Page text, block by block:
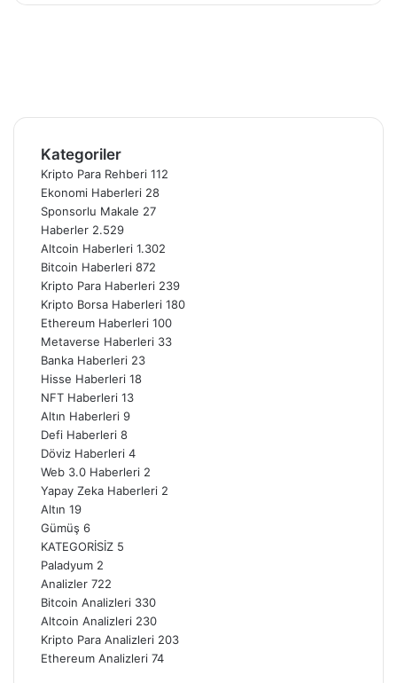
Kategoriler
Kripto Para Rehberi 112
Ekonomi Haberleri 28
Sponsorlu Makale 27
Haberler 2.529
Altcoin Haberleri 1.302
Bitcoin Haberleri 872
Kripto Para Haberleri 239
Kripto Borsa Haberleri 180
Ethereum Haberleri 100
Metaverse Haberleri 33
Banka Haberleri 23
Hisse Haberleri 18
NFT Haberleri 13
Altın Haberleri 9
Defi Haberleri 8
Döviz Haberleri 4
Web 3.0 Haberleri 2
Yapay Zeka Haberleri 2
Altın 19
Gümüş 6
KATEGORİSİZ 5
Paladyum 2
Analizler 722
Bitcoin Analizleri 330
Altcoin Analizleri 230
Kripto Para Analizleri 203
Ethereum Analizleri 74